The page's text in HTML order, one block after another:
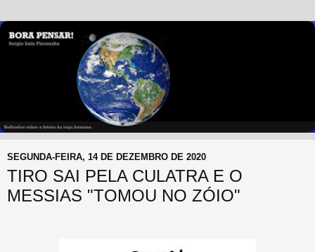
SEGUNDA-FEIRA, 14 DE DEZEMBRO DE 2020
TIRO SAI PELA CULATRA E O
MESSIAS "TOMOU NO ZÓIO"